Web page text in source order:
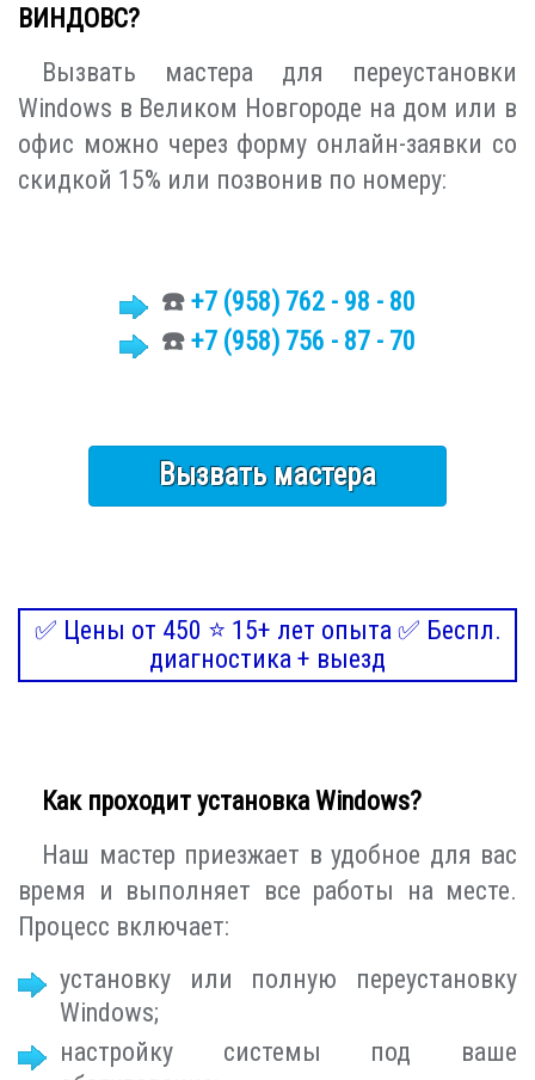
ВИНДОВС?
Вызвать мастера для переустановки
Windows в Великом Новгороде на дом или в
офис можно через форму онлайн-заявки со
скидкой 15% или позвонив по номеру:
☎️ +7 (958) 762 - 98 - 80
☎️ +7 (958) 756 - 87 - 70
Вызвать мастера
✅ Цены от 450 ⭐ 15+ лет опыта ✅ Беспл.
диагностика + выезд
Как проходит установка Windows?
Наш мастер приезжает в удобное для вас
время и выполняет все работы на месте.
Процесс включает:
установку или полную переустановку
Windows;
настройку системы под ваше